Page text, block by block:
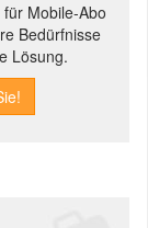
Mobile-Abo
Bedürfnisse
Lösung.